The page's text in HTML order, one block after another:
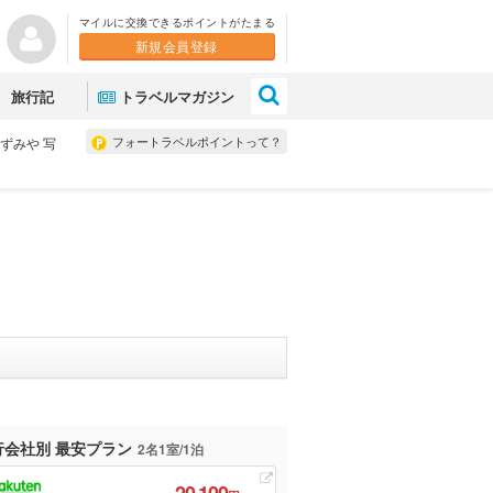
マイルに交換できるポイントがたまる
新規会員登録
旅行記 トラベルマガジン
フォートラベルポイントって？
みや 写
会社別 最安プラン 2名1室/1泊